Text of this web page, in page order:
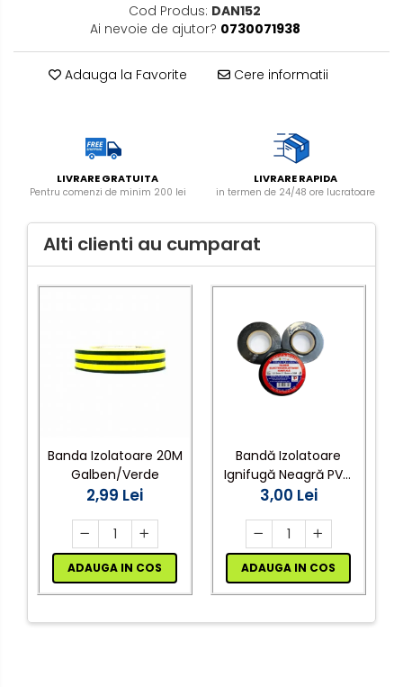
Cod Produs: DAN152
Ai nevoie de ajutor? 0730071938
Adauga la Favorite Cere informatii
LIVRARE GRATUITA
Pentru comenzi de minim 200 lei
LIVRARE RAPIDA
in termen de 24/48 ore lucratoare
Alti clienti au cumparat
Banda Izolatoare 20M
Galben/Verde
2,99 Lei
ADAUGA IN COS
Bandă Izolatoare
Ignifugă Neagră PVC
19 mm × 20 m, 7 kV,
3,00 Lei
ADAUGA IN COS